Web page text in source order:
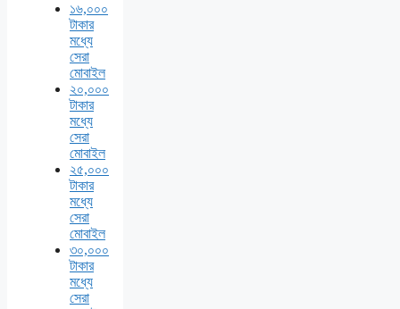
১৬,০০০
টাকার
মধ্যে
সেরা
মোবাইল
২০,০০০
টাকার
মধ্যে
সেরা
মোবাইল
২৫,০০০
টাকার
মধ্যে
সেরা
মোবাইল
৩০,০০০
টাকার
মধ্যে
সেরা